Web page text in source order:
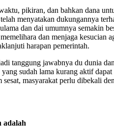
pikiran, dan bahkan dana
menyatakan dukungannya
dan dai umumnya semakin
dan menjaga
harapan pemerintah.
tanggung jawabnya du dunia
sudah lama kurang aktif
masyarakat perlu dibekali
adalah